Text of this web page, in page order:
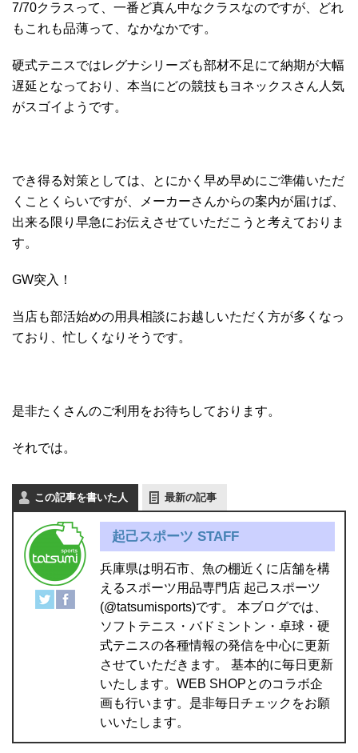
7/70クラスって、一番ど真ん中なクラスなのですが、どれ
もこれも品薄って、なかなかです。
硬式テニスではレグナシリーズも部材不足にて納期が大幅
遅延となっており、本当にどの競技もヨネックスさん人気
がスゴイようです。
でき得る対策としては、とにかく早め早めにご準備いただ
くことくらいですが、メーカーさんからの案内が届けば、
出来る限り早急にお伝えさせていただこうと考えておりま
す。
GW突入！
当店も部活始めの用具相談にお越しいただく方が多くなっ
ており、忙しくなりそうです。
是非たくさんのご利用をお待ちしております。
それでは。
この記事を書いた人 最新の記事
起己スポーツ STAFF
兵庫県は明石市、魚の棚近くに店舗を構
えるスポーツ用品専門店 起己スポーツ
(@tatsumisports)です。 本ブログでは、
ソフトテニス・バドミントン・卓球・硬
式テニスの各種情報の発信を中心に更新
させていただきます。 基本的に毎日更新
いたします。WEB SHOPとのコラボ企
画も行います。是非毎日チェックをお願
いいたします。